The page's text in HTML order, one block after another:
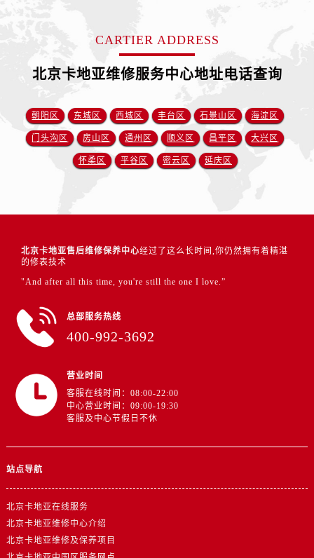
CARTIER ADDRESS
北京卡地亚维修服务中心地址电话查询
朝阳区 东城区 西城区 丰台区 石景山区 海淀区
门头沟区 房山区 通州区 顺义区 昌平区 大兴区
怀柔区 平谷区 密云区 延庆区
北京卡地亚售后维修保养中心经过了这么长时间,你仍然拥有着精湛
的修表技术
"And after all this time, you're still the one I love.”
总部服务热线
400-992-3692
营业时间
客服在线时间：08:00-22:00
中心营业时间：09:00-19:30
客服及中心节假日不休
站点导航
北京卡地亚在线服务
北京卡地亚维修中心介绍
北京卡地亚维修及保养项目